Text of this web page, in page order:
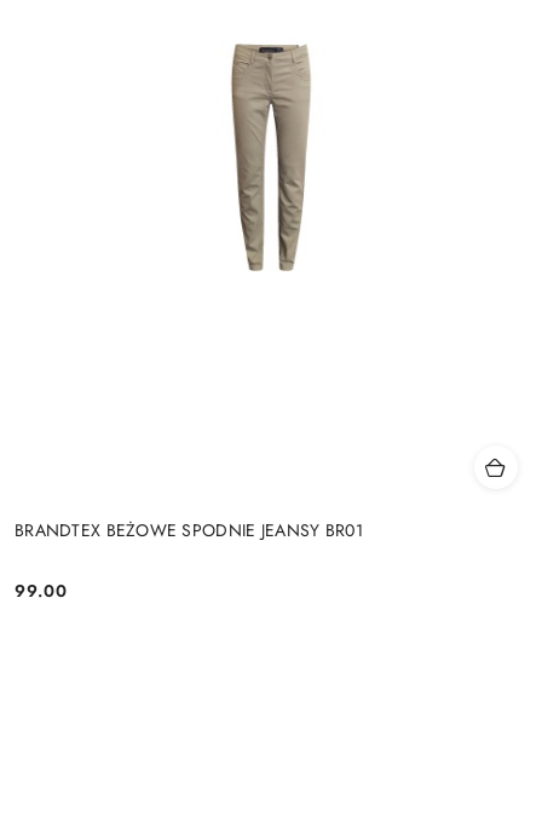
BRANDTEX BEŻOWE SPODNIE JEANSY BR01
Cena:
99.00